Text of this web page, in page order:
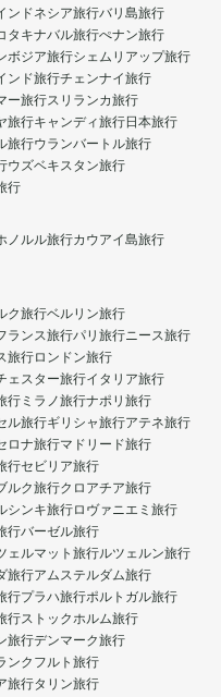
ンドネシア旅行バリ島旅行
タキナバル旅行ぺナン旅行
ボジア旅行シェムリアップ旅行
ンド旅行チェンナイ旅行
ー旅行スリランカ旅行
旅行キャンディ旅行日本旅行
旅行ウランバートル旅行
ウズベキスタン旅行
行
ノルル旅行カウアイ島旅行
ク旅行ベルリン旅行
ランス旅行パリ旅行ニース旅行
旅行ロンドン旅行
ェスター旅行イタリア旅行
行 ミラノ旅行ナポリ旅行
ル旅行ギリシャ旅行アテネ旅行
ロナ旅行マドリード旅行
行セビリア旅行
ルク旅行クロアチア旅行
シンキ旅行ロヴァニエミ旅行
行バーゼル旅行
ェルマット旅行ルツェルン旅行
旅行アムステルダム旅行
行プラハ旅行ポルトガル旅行
行ストックホルム旅行
旅行デンマーク旅行
ンクフルト旅行
旅行タリン旅行